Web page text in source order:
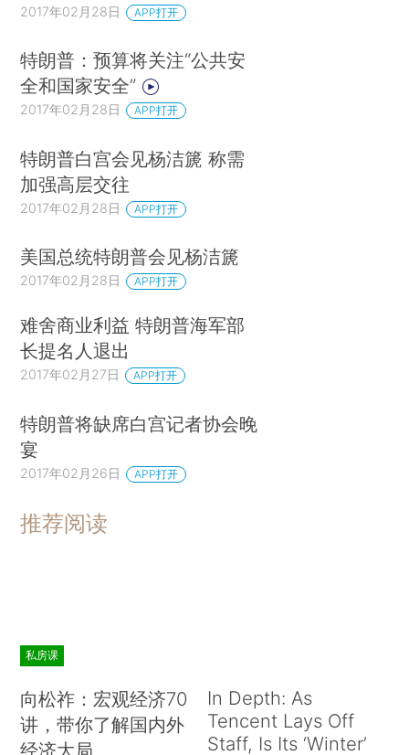
2017年02月28日 APP打开
特朗普：预算将关注“公共安
全和国家安全”
2017年02月28日 APP打开
特朗普白宫会见杨洁篪 称需
加强高层交往
2017年02月28日 APP打开
美国总统特朗普会见杨洁篪
2017年02月28日 APP打开
难舍商业利益 特朗普海军部
长提名人退出
2017年02月27日 APP打开
特朗普将缺席白宫记者协会晚
宴
2017年02月26日 APP打开
推荐阅读
私房课
向松祚：宏观经济70
讲，带你了解国内外
经济大局
In Depth: As
Tencent Lays Off
Staff, Is Its ‘Winter’